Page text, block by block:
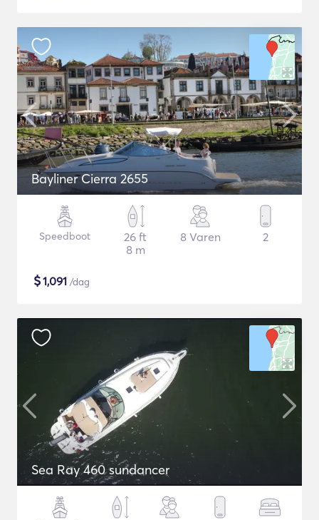
Bayliner Cierra 2655
Speedboot
26 ft
8 m
8 Varen 2
$1,091 /dag
Sea Ray 460 sundancer